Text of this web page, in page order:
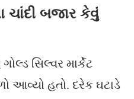
ચાંદી બજાર કેવું
સિલ્વર માર્કેટ
આવ્યો હતો. દરેક ઘટાડે